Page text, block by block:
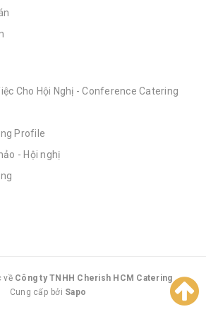
Cho Hội Nghị - Conference Catering
Profile
- Hội nghị
về Công ty TNHH Cherish HCM Catering
|
Cung cấp bởi Sapo